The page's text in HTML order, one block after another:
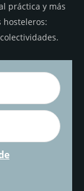
práctica y más
hosteleros: